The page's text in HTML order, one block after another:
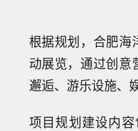
根据规划，合肥海
动展览，通过创意
邂逅、游乐设施、
项目规划建设内容